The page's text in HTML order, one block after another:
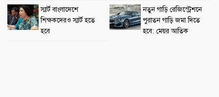
স্মার্ট বাংলাদেশে
শিক্ষকদেরও স্মার্ট হতে
হবে
নতুন গাড়ি রেজিস্ট্রেশনে
পুরাতন গাড়ি জমা দিতে
হবে: মেয়র আতিক